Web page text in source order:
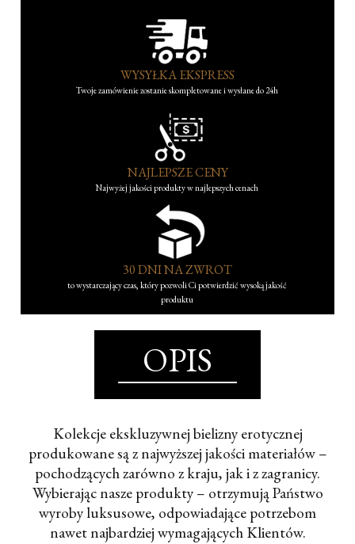
WYSYŁKA EKSPRESS
Twoje zamówienie zostanie skompletowane i wysłane do 24h
NAJLEPSZE CENY
Najwyżej jakości produkty w najlepszych cenach
30 DNI NA ZWROT
to wystarczający czas, który pozwoli Ci potwierdzić wysoką jakość
produktu
OPIS
Kolekcje ekskluzywnej bielizny erotycznej
produkowane są z najwyższej jakości materiałów –
pochodzących zarówno z kraju, jak i z zagranicy.
Wybierając nasze produkty – otrzymują Państwo
wyroby luksusowe, odpowiadające potrzebom
nawet najbardziej wymagających Klientów.